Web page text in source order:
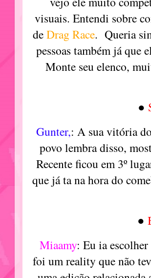
visuais. Entendi sobre
deDrag Race. Queria
pessoas também já que
Monte seu elenco,
●
Gunter,: A sua vitória do
povo lembra disso,
Recente ficou em 3º
que já ta na hora do
●
Miaamy: Eu ia
foi um reality que não